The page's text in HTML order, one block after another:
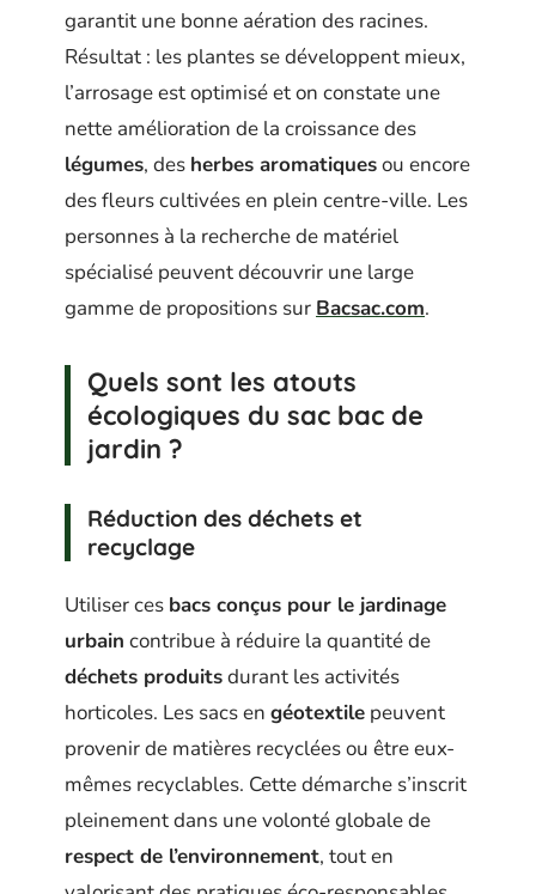
garantit une bonne aération des racines.
Résultat : les plantes se développent mieux,
l’arrosage est optimisé et on constate une
nette amélioration de la croissance des
légumes, des herbes aromatiquesou encore
des fleurs cultivées en plein centre-ville. Les
personnes à la recherche de matériel
spécialisé peuvent découvrir une large
gamme de propositions sur Bacsac.com.
Quels sont les atouts
écologiques du sac bac de
jardin ?
Réduction des déchets et
recyclage
Utiliser ces bacs conçus pour le jardinage
urbain contribue à réduire la quantité de
déchets produitsdurant les activités
horticoles. Les sacs en géotextile peuvent
provenir de matières recyclées ou être eux-
mêmes recyclables. Cette démarche s’inscrit
pleinement dans une volonté globale de
respect de l’environnement, tout en